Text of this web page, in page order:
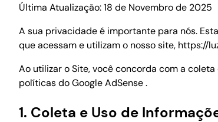
Última Atualização: 18 de Novembro de 2025
A sua privacidade é importante para nós.
que acessam e utilizam o nosso site, https://
Ao utilizar o Site, você concorda com a
políticas do Google AdSense .
1. Coleta e Uso de